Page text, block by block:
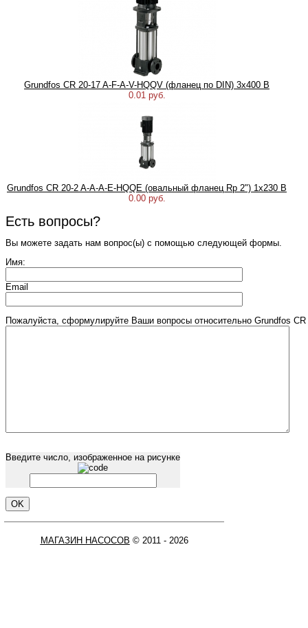
Grundfos CR 20-17 A-F-A-V-HQQV (фланец по DIN) 3х400 В
0.01 руб.
Grundfos CR 20-2 A-A-A-E-HQQE (овальный фланец Rp 2") 1х230 В
0.00 руб.
Есть вопросы?
Вы можете задать нам вопрос(ы) с помощью следующей формы.
Имя:
Email
Пожалуйста, сформулируйте Ваши вопросы относительно Grundfos
Введите число, изображенное на рисунке
МАГАЗИН НАСОСОВ © 2011 - 2026